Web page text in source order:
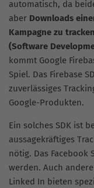
automatisch, da
aber Downloads
Kampagne zu
(Software
kommt Google
Spiel. Das Firebase
zuverlässiges
Google-Produkten.
Ein solches SDK ist
aussagekräftiges
nötig. Das Facebook
werden. Auch
Linked In bieten